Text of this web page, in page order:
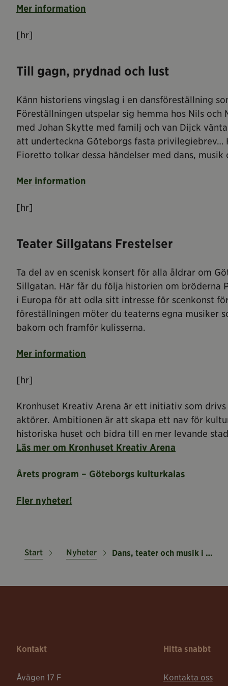
Mer information
[hr]
Till gagn, prydnad och lust
Känn historiens vingslag i en dansföreställning
Föreställningen utspelar sig hemma hos Nils och
med Johan Skytte med familj och van Dijck
att underteckna Göteborgs fasta privilegiebrev…
Fioretto tolkar dessa händelser med dans, musik
Mer information
[hr]
Teater Sillgatans Frestelser
Ta del av en scenisk konsert för alla åldrar om
Sillgatan. Här får du följa historien om bröderna
i Europa för att odla sitt intresse för scenkonst
föreställningen möter du teaterns egna musiker
bakom och framför kulisserna.
Mer information
[hr]
Kronhuset Kreativ Arena är ett initiativ som
aktörer. Ambitionen är att skapa ett nav för
historiska huset och bidra till en mer levande
Läs mer om Kronhuset Kreativ Arena
Årets program – Göteborgs kulturkalas
Fler nyheter!
Start Nyheter Dans, teater och musik i Kronhuset
Kontakt
Åvägen 17 F
Hitta snabbt
Kontakta oss